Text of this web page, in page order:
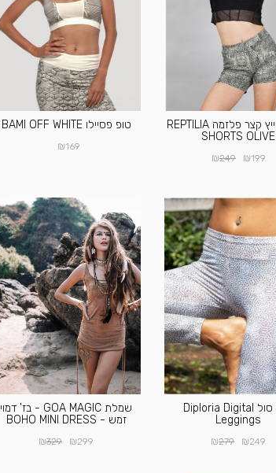
מכנס טייץ קצר פלזמה REPTILIA
SHORTS OLIVE
₪199
₪249
טופ פסיילו BAMI OFF WHITE
₪169
טייץ סול Diploria Digital
Leggings
₪249
₪279
שמלת GOA MAGIC - בז' דמוי
זמש - BOHO MINI DRESS
₪299
₪329